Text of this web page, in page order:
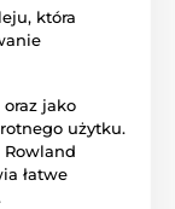
która
jako
użytku.
łatwe